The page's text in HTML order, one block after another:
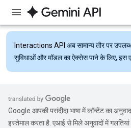
Interactions API अब सामान्य तौर पर
सुविधाओं और मॉडल का ऐक्सेस पाने के लिए, इस
Google आपकी पसंदीदा भाषा में कॉन्टेंट का
इस्तेमाल करता है. एआई से मिले अनुवादों में गलतियां